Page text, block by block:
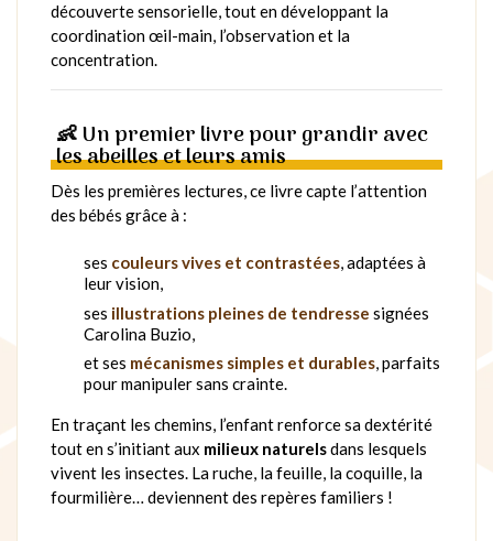
découverte sensorielle, tout en développant la
coordination œil-main, l’observation et la
concentration.
👶 Un premier livre pour grandir avec
les abeilles et leurs amis
Dès les premières lectures, ce livre capte l’attention
des bébés grâce à :
ses couleurs vives et contrastées, adaptées à
leur vision,
ses illustrations pleines de tendresse signées
Carolina Buzio,
et ses mécanismes simples et durables, parfaits
pour manipuler sans crainte.
En traçant les chemins, l’enfant renforce sa dextérité
tout en s’initiant aux milieux naturelsdans lesquels
vivent les insectes. La ruche, la feuille, la coquille, la
fourmilière… deviennent des repères familiers !